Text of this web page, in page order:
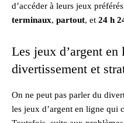
d’accéder à leurs jeux
terminaux, partout, et 24 h
Les jeux d’argent en
divertissement et
On ne peut pas parler du
les jeux d’argent en ligne qui